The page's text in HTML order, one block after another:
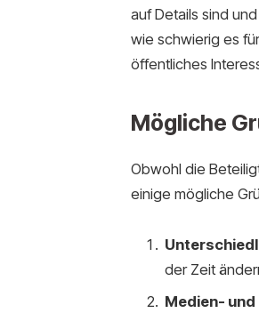
auf Details sind
wie schwierig es
öffentliches
Mögliche
Obwohl die
einige mögliche
der Zeit
Medien-